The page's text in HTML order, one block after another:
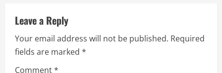
e
R
Leave a Reply
Your email address will not be published. Required
fields are marked *
Comment*